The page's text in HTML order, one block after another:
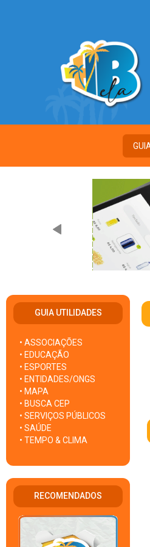
GUIA UTILIDADES
• ASSOCIAÇÕES
• EDUCAÇÃO
• ESPORTES
• ENTIDADES/ONGS
• MAPA
• BUSCA CEP
• SERVIÇOS PÚBLICOS
• SAÚDE
• TEMPO & CLIMA
RECOMENDADOS